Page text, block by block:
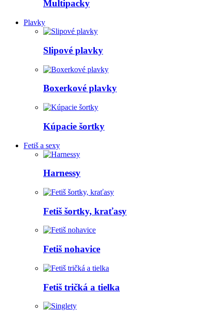
Multipacky
Plavky
Slipové plavky
Boxerkové plavky
Kúpacie šortky
Fetiš a sexy
Harnessy
Fetiš šortky, kraťasy
Fetiš nohavice
Fetiš tričká a tielka